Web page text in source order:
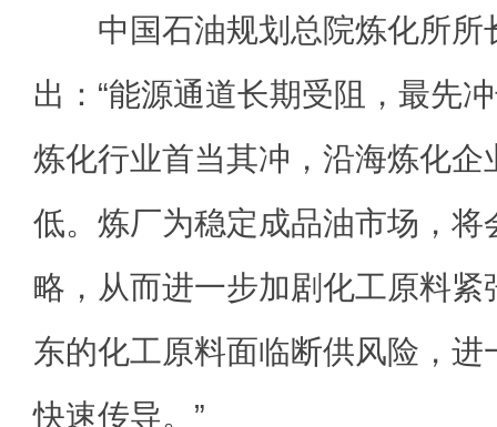
中国石油规划总院炼化所所
出：“能源通道长期受阻，最先
炼化行业首当其冲，沿海炼化企
低。炼厂为稳定成品油市场，将
略，从而进一步加剧化工原料
东的化工原料面临断供风险，
快速传导。”